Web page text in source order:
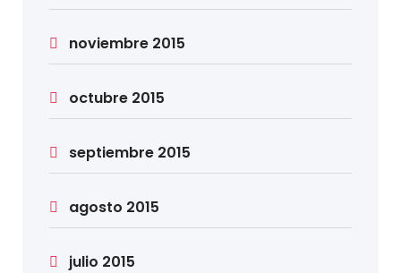
noviembre 2015
octubre 2015
septiembre 2015
agosto 2015
julio 2015